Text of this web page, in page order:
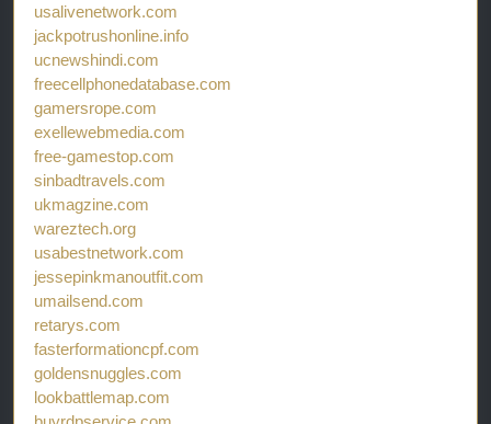
usalivenetwork.com
jackpotrushonline.info
ucnewshindi.com
freecellphonedatabase.com
gamersrope.com
exellewebmedia.com
free-gamestop.com
sinbadtravels.com
ukmagzine.com
wareztech.org
usabestnetwork.com
jessepinkmanoutfit.com
umailsend.com
retarys.com
fasterformationcpf.com
goldensnuggles.com
lookbattlemap.com